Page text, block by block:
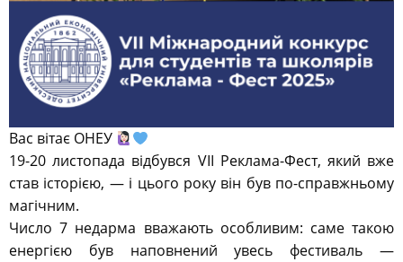
Вас вітає ОНЕУ
19-20 листопада відбувся VII Реклама-Фест, який вже
став історією, — і цього року він був по-справжньому
магічним.
Число 7 недарма вважають особливим: саме такою
енергією був наповнений увесь фестиваль —